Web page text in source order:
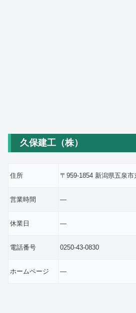
久保建工（株）
住所 〒959-1854 新潟県五泉
営業時間 ―
休業日 ―
電話番号 0250-43-0830
ホームページ ―